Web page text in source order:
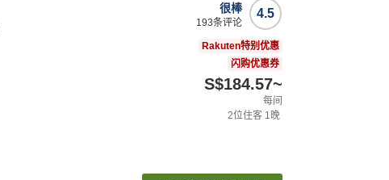
4.5
很棒
193条评论
Rakuten特别优惠
闪购优惠券
S$184.57~
每间
2位住客 1晚